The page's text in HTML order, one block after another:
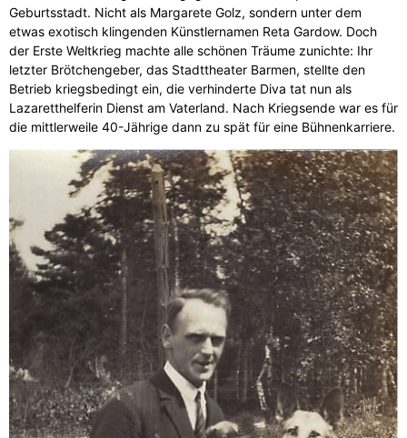
Geburtsstadt. Nicht als Margarete Golz, sondern unter dem
etwas exotisch klingenden Künstlernamen Reta Gardow. Doch
der Erste Weltkrieg machte alle schönen Träume zunichte: Ihr
letzter Brötchengeber, das Stadttheater Barmen, stellte den
Betrieb kriegsbedingt ein, die verhinderte Diva tat nun als
Lazaretthelferin Dienst am Vaterland. Nach Kriegsende war es für
die mittlerweile 40-Jährige dann zu spät für eine Bühnenkarriere.